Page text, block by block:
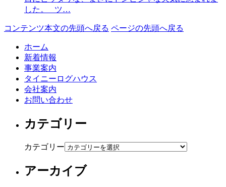
した。 ツ…
コンテンツ本文の先頭へ戻る ページの先頭へ戻る
ホーム
新着情報
事業案内
タイニーログハウス
会社案内
お問い合わせ
カテゴリー
カテゴリー
アーカイブ